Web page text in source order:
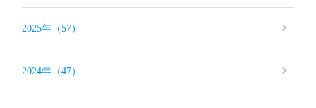
2025年（57）
2024年（47）